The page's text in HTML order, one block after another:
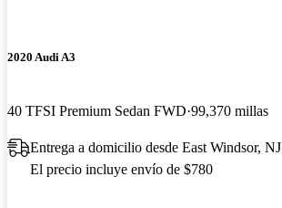
2020 Audi A3
40 TFSI Premium Sedan FWD 99,370 millas
Entrega a domicilio desde East Windsor, NJ
El precio incluye envío de $780